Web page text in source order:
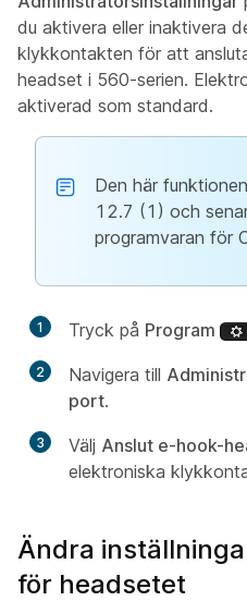
du aktivera eller inaktivera
klykkontakten för att
headset i 560-serien.
aktiverad som standard.
Den här
12.7 (1) och
programvaran för
1 Tryck på Program
2 Navigera till
port.
3 Välj Anslut e-hook-
elektroniska
Ändra
för headsetet